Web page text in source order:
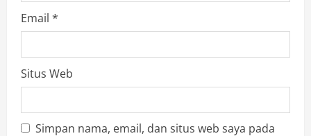
Email *
Situs Web
Simpan nama, email, dan situs web saya pada